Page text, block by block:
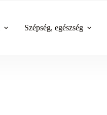
Szépség, egészség